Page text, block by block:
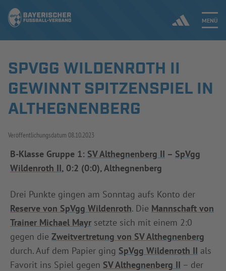
MENÜ
Jetzt einloggen
ERGEBNISSE & WETTBEWERBE
SPIELBETRIEB & VERBANDSLEBEN
AUSBILDUNG & FÖRDERUNG
DER VERBAND
INFOTHEK SPIELPLUS
SPVGG WILDENROTH II
GEWINNT SPITZENSPIEL IN
ALTHEGNENBERG
Veröffentlichungsdatum 08.10.2023
B-Klasse Gruppe 1: SV Althegnenberg II – SpVgg
Wildenroth II, 0:2 (0:0), Althegnenberg
Drei Punkte gingen am Sonntag aufs Konto der
Reserve von SpVgg Wildenroth. Die Mannschaft von
Trainer Michael Mayr setzte sich mit einem 2:0
gegen die Zweitvertretung von SV Althegnenberg
durch. Auf dem Papier ging SpVgg Wildenroth II als
Favorit ins Spiel gegen SV Althegnenberg II – der